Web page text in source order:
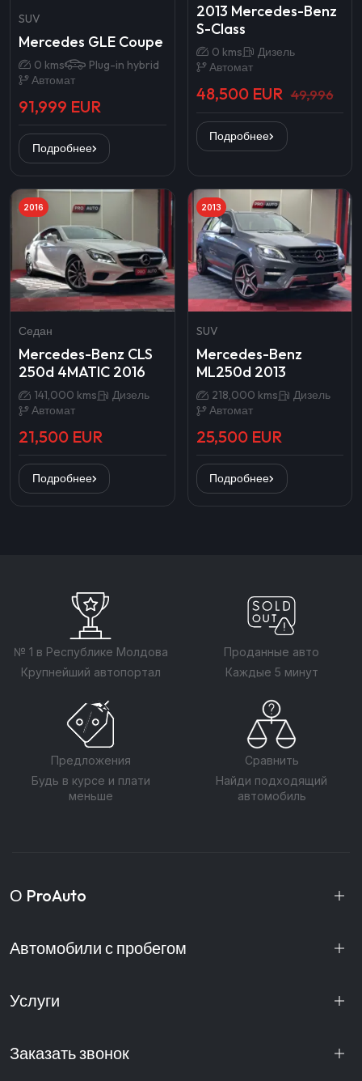
SUV
Mercedes GLE Coupe
0 kms
Plug-in hybrid
Автомат
91,999 EUR
Подробнее
2013 Mercedes-Benz
S-Class
0 kms
Дизель
Автомат
48,500 EUR 49,996
Подробнее
2016
Седан
Mercedes-Benz CLS
250d 4MATIC 2016
141,000 kms
Дизель
Автомат
21,500 EUR
Подробнее
2013
SUV
Mercedes-Benz
ML250d 2013
218,000 kms
Дизель
Автомат
25,500 EUR
Подробнее
№ 1 в Республике Молдова
Крупнейший автопортал
Проданные авто
Каждые 5 минут
Предложения
Будь в курсе и плати
меньше
Сравнить
Найди подходящий
автомобиль
О ProAuto
Автомобили с пробегом
Услуги
Заказать звонок